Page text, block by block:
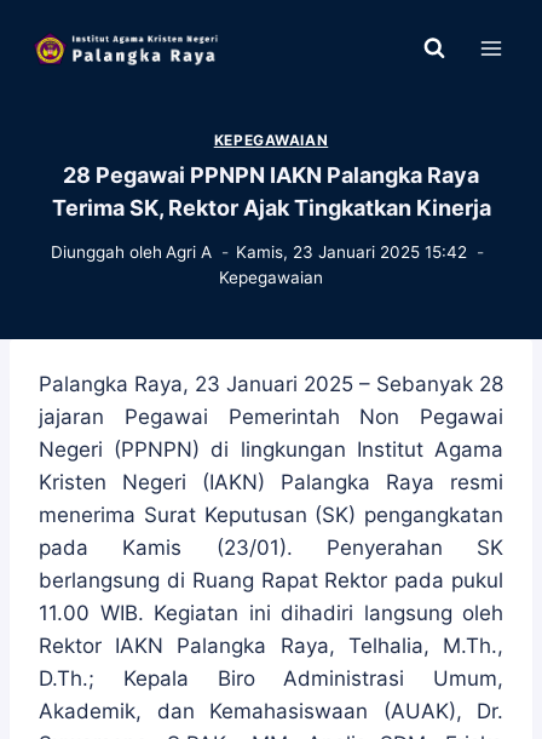
KEPEGAWAIAN
28 Pegawai PPNPN IAKN Palangka Raya
Terima SK, Rektor Ajak Tingkatkan Kinerja
Diunggah oleh Agri A
Kamis, 23 Januari 2025 15:42
Kepegawaian
Palangka Raya, 23 Januari 2025 – Sebanyak 28
jajaran Pegawai Pemerintah Non Pegawai
Negeri (PPNPN) di lingkungan Institut Agama
Kristen Negeri (IAKN) Palangka Raya resmi
menerima Surat Keputusan (SK) pengangkatan
pada Kamis (23/01). Penyerahan SK
berlangsung di Ruang Rapat Rektor pada pukul
11.00 WIB. Kegiatan ini dihadiri langsung oleh
Rektor IAKN Palangka Raya, Telhalia, M.Th.,
D.Th.; Kepala Biro Administrasi Umum,
Akademik, dan Kemahasiswaan (AUAK), Dr.